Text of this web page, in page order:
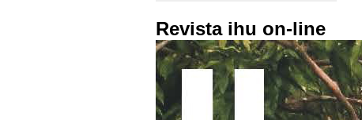
Revista ihu on-line